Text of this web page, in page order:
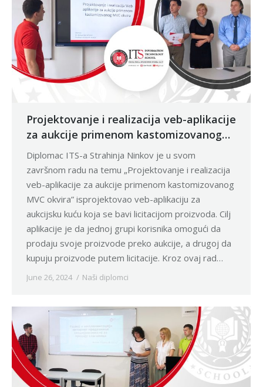
Projektovanje i realizacija veb-aplikacije
za aukcije primenom kastomizovanog
MVC okvira
Diplomac ITS-a Strahinja Ninkov je u svom
završnom radu na temu „Projektovanje i realizacija
veb-aplikacije za aukcije primenom kastomizovanog
MVC okvira” isprojektovao veb-aplikaciju za
aukcijsku kuću koja se bavi licitacijom proizvoda. Cilj
aplikacije je da jednoj grupi korisnika omogući da
prodaju svoje proizvode preko aukcije, a drugoj da
kupuju proizvode putem licitacije. Kroz ovaj rad…
June 26, 2024 Naši diplomci